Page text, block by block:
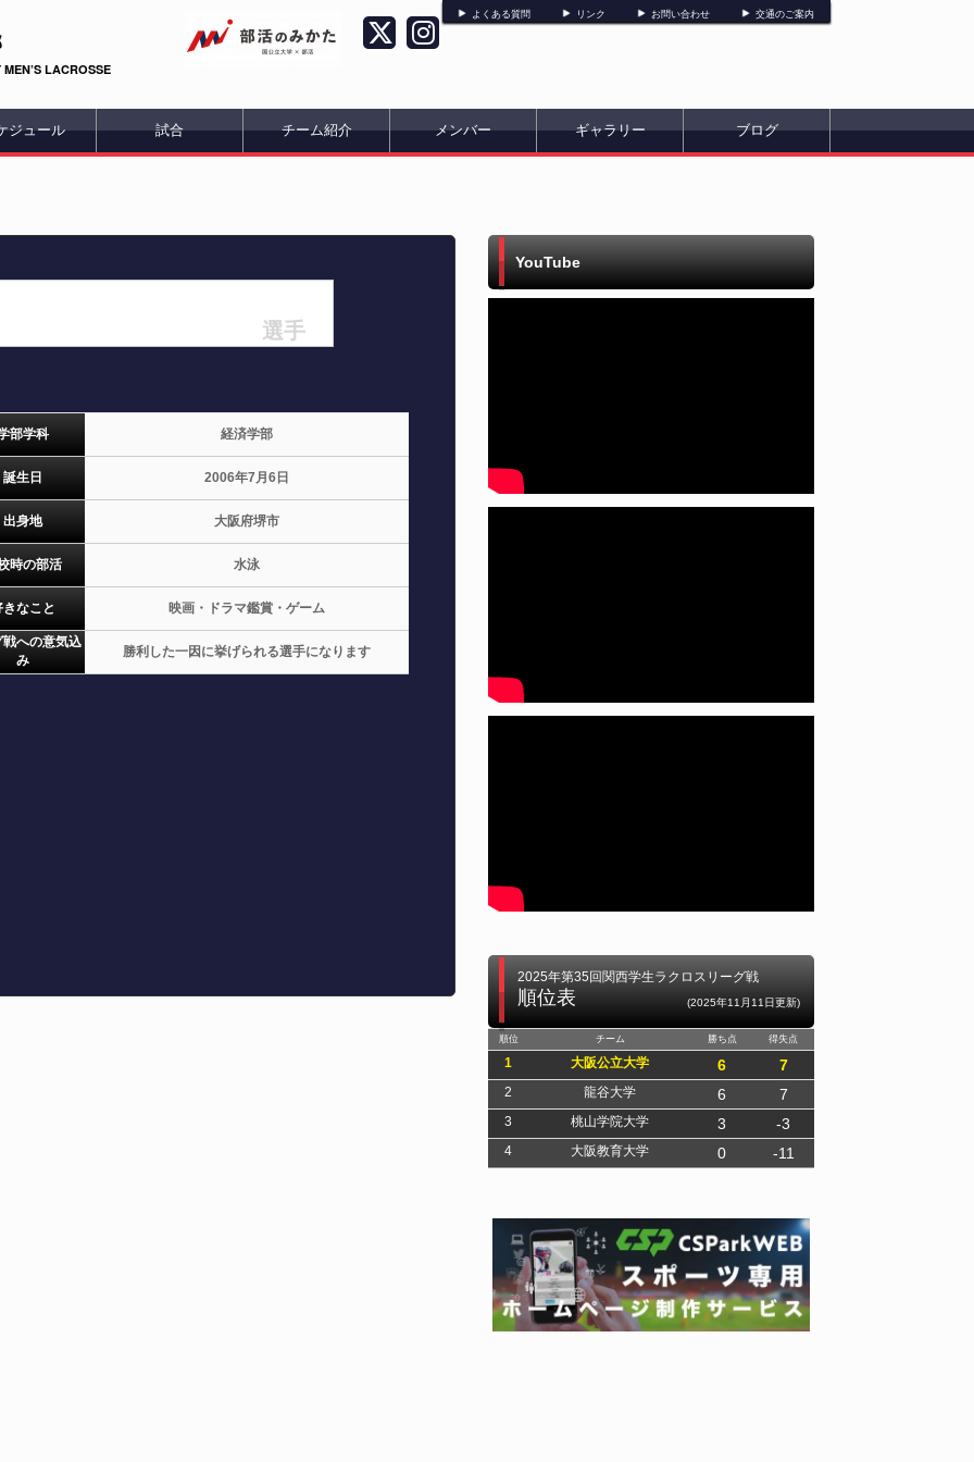
よくある質問 リンク お問い合わせ 交通のご案内
LACROSSE
ジュール 試合 チーム紹介 メンバー ギャラリー ブログ
選手
部学科 経済学部
誕生日 2006年7月6日
出身地 大阪府堺市
時の部活 水泳
きなこと 映画・ドラマ鑑賞・ゲーム
への意気込
み
勝利した一因に挙げられる選手になります
YouTube
2025年第35回関西学生ラクロスリーグ戦
順位表 (2025年11月11日更新)
順位 チーム 勝ち点 得失点
1 大阪公立大学 6 7
2 龍谷大学 6 7
3 桃山学院大学 3 -3
4 大阪教育大学 0 -11